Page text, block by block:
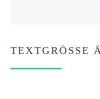
TEXTGRÖSSE